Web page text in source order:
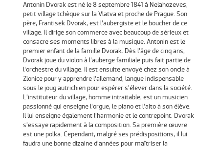
Antonin Dvorak est né le 8 septembre 1841 à Nelahozeves,
petit village tchèque sur la Vlatva et proche de Prague. Son
père, Frantisek Dvorak, est l’aubergiste et le boucher de ce
village. Il dirige son commerce avec beaucoup de sérieux et
consacre ses moments libres à la musique. Antonin est le
premier enfant de la famille Dvorak. Dès l’âge de cinq ans,
Dvorak joue du violon à l’auberge familiale puis fait partie de
l’orchestre du village. Il est ensuite envoyé chez son oncle à
Zlonice pour y apprendre l’allemand, langue indispensable
sous le joug autrichien pour espérer s’élever dans la société.
L’instituteur du village, homme intraitable, est un musicien
passionné qui enseigne l’orgue, le piano et l’alto à son élève.
Il lui enseigne également l’harmonie et le contrepoint. Dvorak
s’essaye rapidement à la composition. Sa première œuvre
est une polka. Cependant, malgré ses prédispositions, il lui
faudra une bonne dizaine d’années pour maîtriser la